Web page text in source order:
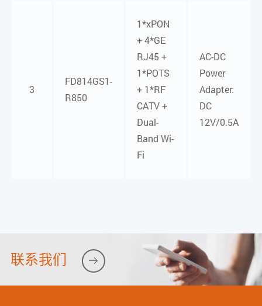
3
FD814GS1-
R850
1*xPON
+ 4*GE
RJ45 +
1*POTS
+ 1*RF
CATV +
Dual-
Band Wi-
Fi
AC-DC
Power
Adapter:
DC
12V/0.5A
联系我们 